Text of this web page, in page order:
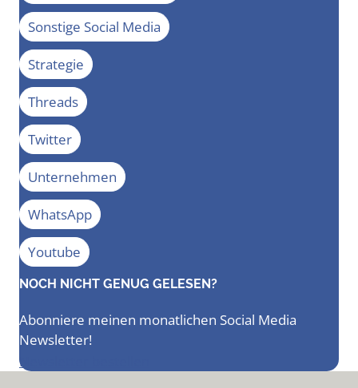
Sonstige Social Media
Strategie
Threads
Twitter
Unternehmen
WhatsApp
Youtube
NOCH NICHT GENUG GELESEN?
Abonniere meinen monatlichen Social Media
Newsletter!
Newsletter bestellen